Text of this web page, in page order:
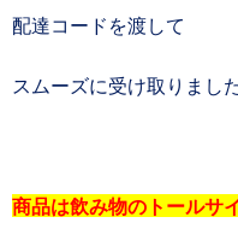
配達コードを渡して
スムーズに受け取りました
商品は飲み物のトールサ